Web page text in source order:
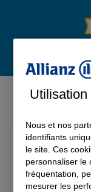
Garantie des
Protection
Retraite
Avis de
Note de 5 sur 5
Le 02/07/2026 -
👀
Sabrina H.
Nous et nos
identifiants
le site. Ces
personnaliser le
fréquentation,
mesurer les